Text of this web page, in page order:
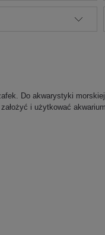
Do akwarystyki
i użytkować